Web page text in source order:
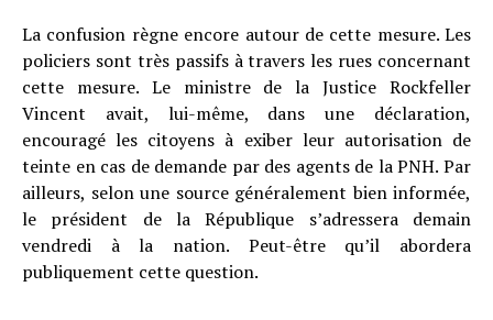
La confusion règne encore autour de cette mesure. Les
policiers sont très passifs à travers les rues concernant
cette mesure. Le ministre de la Justice Rockfeller
Vincent avait, lui-même, dans une déclaration,
encouragé les citoyens à exiber leur autorisation de
teinte en cas de demande par des agents de la PNH. Par
ailleurs, selon une source généralement bien informée,
le président de la République s’adressera demain
vendredi à la nation. Peut-être qu’il abordera
publiquement cette question.